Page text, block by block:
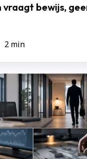
bewijs,
2 min